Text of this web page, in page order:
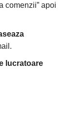
comenzii” apoi
lucratoare